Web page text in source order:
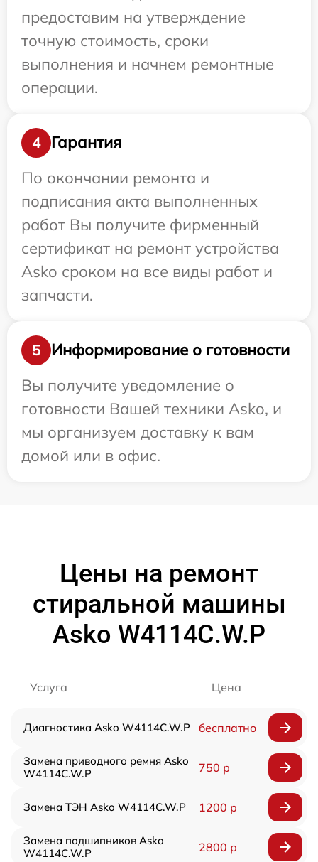
предоставим на утверждение
точную стоимость, сроки
выполнения и начнем ремонтные
операции.
4
Гарантия
По окончании ремонта и
подписания акта выполненных
работ Вы получите фирменный
сертификат на ремонт устройства
Asko сроком на все виды работ и
запчасти.
5
Информирование о готовности
Вы получите уведомление о
готовности Вашей техники Asko, и
мы организуем доставку к вам
домой или в офис.
Цены на ремонт
стиральной машины
Asko W4114C.W.P
Услуга Цена
Диагностика Asko W4114C.W.P бесплатно
Замена приводного ремня Asko
W4114C.W.P
750 р
Замена ТЭН Asko W4114C.W.P 1200 р
Замена подшипников Asko
W4114C.W.P
2800 р